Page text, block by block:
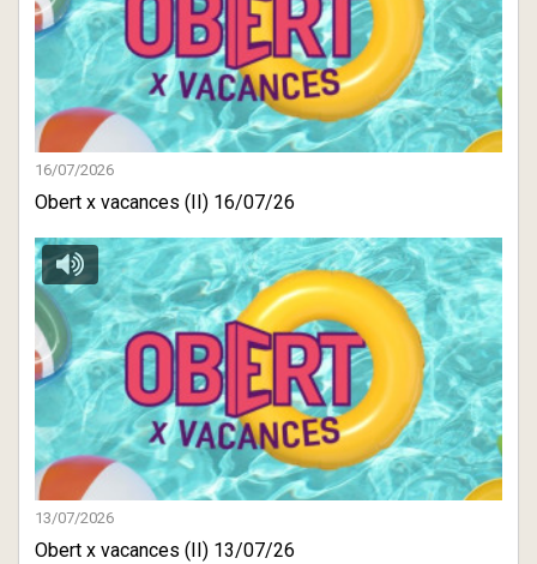
16/07/2026
Obert x vacances (II) 16/07/26
13/07/2026
Obert x vacances (II) 13/07/26